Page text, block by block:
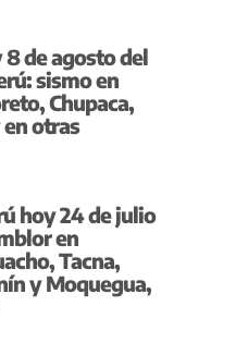
de agosto del
sismo en
Chupaca,
otras
hoy 24 de julio
en
Tacna,
y Moquegua,